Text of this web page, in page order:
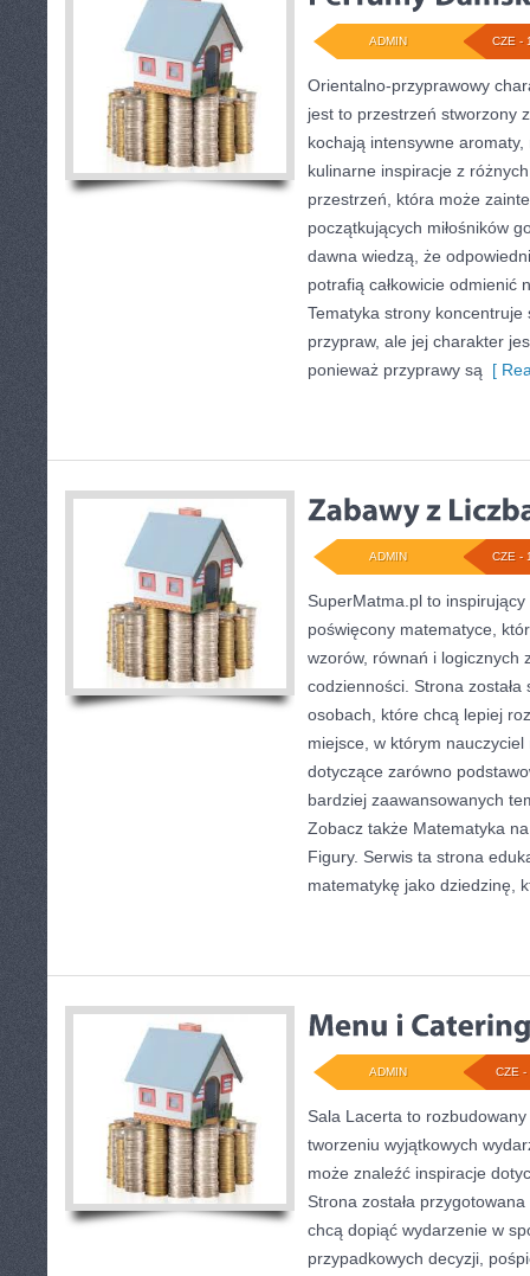
CZE -
ADMIN
Orientalno-przyprawowy
jest to przestrzeń stworzony
kochają intensywne
kulinarne inspiracje z
przestrzeń, która może
początkujących miłośników
dawna wiedzą, że
potrafią całkowicie odmienić
Tematyka strony koncentruje
przypraw, ale jej charakter
ponieważ przyprawy są [
CZE -
ADMIN
SuperMatma.pl to
poświęcony matematyce,
wzorów, równań i logicznych
codzienności. Strona
osobach, które chcą lepiej
miejsce, w którym
dotyczące zarówno
bardziej zaawansowanych
Zobacz także Matematyka
Figury. Serwis ta strona
matematykę jako dziedzinę,
CZE -
ADMIN
Sala Lacerta to
tworzeniu wyjątkowych
może znaleźć inspiracje
Strona została
chcą dopiąć wydarzenie w
przypadkowych decyzji,